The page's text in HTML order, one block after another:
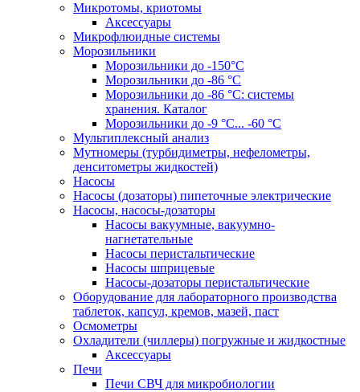
Микротомы, криотомы
Аксессуары
Микрофлюидные системы
Морозильники
Морозильники до -150°С
Морозильники до -86 °C
Морозильники до -86 °C: системы
хранения. Каталог
Морозильники до -9 °C... -60 °C
Мультиплексный анализ
Мутномеры (турбидиметры, нефелометры,
денситометры жидкостей)
Насосы
Насосы (дозаторы) пипеточные электрические
Насосы, насосы-дозаторы
Насосы вакуумные, вакуумно-
нагнетательные
Насосы перистальтические
Насосы шприцевые
Насосы-дозаторы перистальтические
Оборудование для лабораторного производства
таблеток, капсул, кремов, мазей, паст
Осмометры
Охладители (чиллеры) погружные и жидкостные
Аксессуары
Печи
Печи СВЧ для микробиологии